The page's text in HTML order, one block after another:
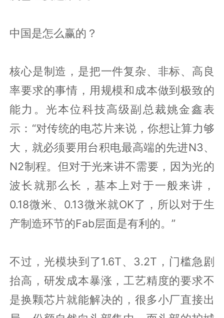
中国是怎么赢的？
核心是制造，是把一件复杂、非标、高良
率要求的事情，用规模和成本做到极致的
能力。光本位科技高级副总裁姚金鑫表
示：“对传统的电芯片来说，你想让算力够
大，就必须要用台积电最高端的先进N3、
N2制程。但对于光来讲不需要，因为光的
波长就那么长，基本上对于一般来讲，
0.18微米、0.13微米就OK了，所以对于生
产制造环节的Fab层面是有利的。”
不过，光模块到了1.6T、3.2T，门槛急剧
抬高，研发成本暴涨，工艺精度的要求不
是换颗芯片就能解决的，很多小厂直接出